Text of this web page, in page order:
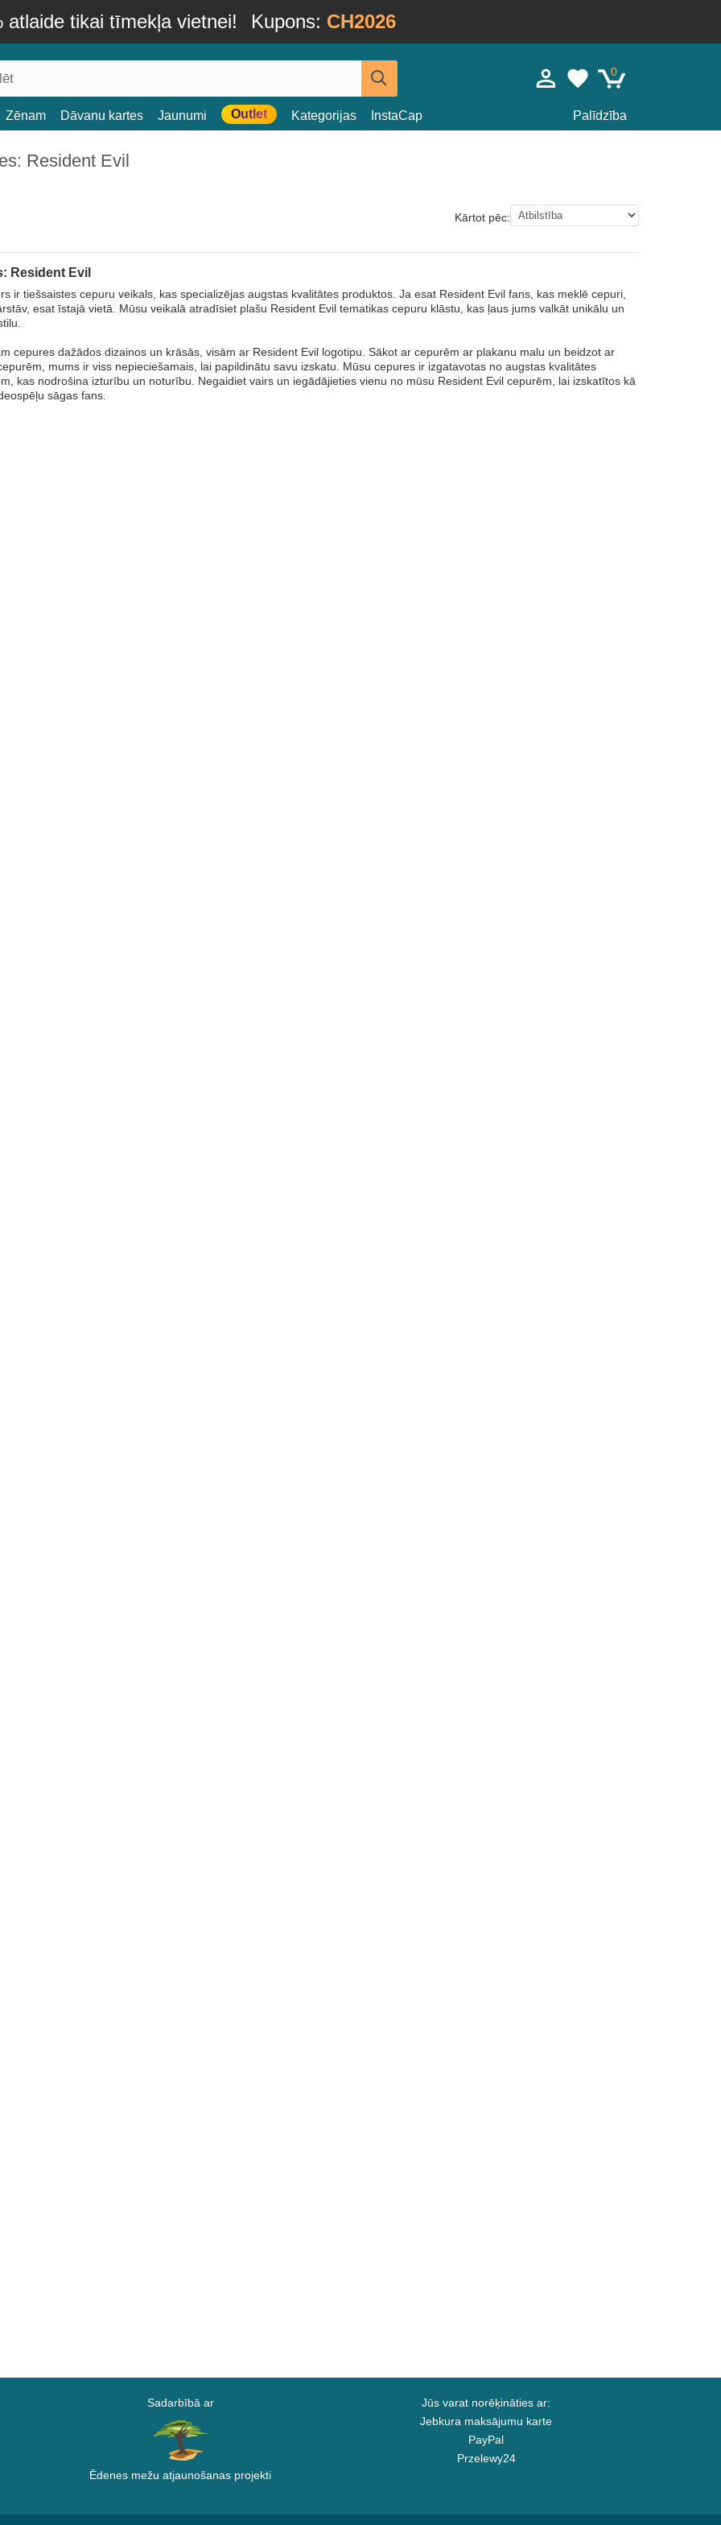
atlaide tikai tīmekļa vietnei! Kupons: CH2026
0
Zēnam Dāvanu kartes Jaunumi Outlet Kategorijas InstaCap Palīdzība
Resident Evil
Kārtot pēc:
Resident Evil
ir tiešsaistes cepuru veikals, kas specializējas augstas kvalitātes produktos. Ja esat Resident Evil fans, kas meklē cepuri,
esat īstajā vietā. Mūsu veikalā atradīsiet plašu Resident Evil tematikas cepuru klāstu, kas ļaus jums valkāt unikālu un
cepures dažādos dizainos un krāsās, visām ar Resident Evil logotipu. Sākot ar cepurēm ar plakanu malu un beidzot ar
mums ir viss nepieciešamais, lai papildinātu savu izskatu. Mūsu cepures ir izgatavotas no augstas kvalitātes
kas nodrošina izturību un noturību. Negaidiet vairs un iegādājieties vienu no mūsu Resident Evil cepurēm, lai izskatītos kā
sāgas fans.
Sadarbībā ar
Ēdenes mežu atjaunošanas projekti
Jūs varat norēķināties ar:
Jebkura maksājumu karte
PayPal
Przelewy24